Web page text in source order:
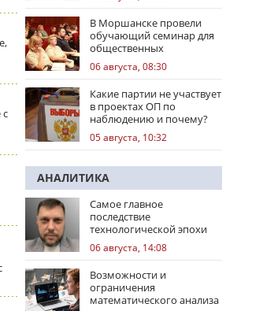
В Моршанске провели
обучающий семинар для
общественных
наблюдателей
06 августа, 08:30
Какие партии не участвует
в проектах ОП по
наблюдению и почему?
05 августа, 10:32
АНАЛИТИКА
Самое главное
последствие
технологической эпохи
06 августа, 14:08
Возможности и
ограничения
математического анализа